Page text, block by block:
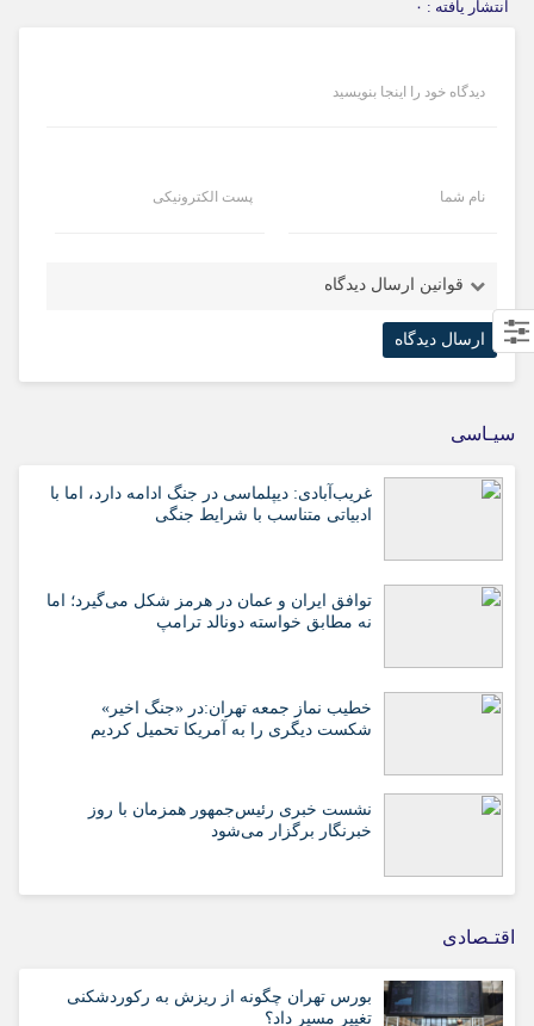
انتشار یافته : ۰
دیدگاه خود را اینجا بنویسید
نام شما پست الکترونیکی
قوانین ارسال دیدگاه
سیـاسی
غریب‌آبادی: دیپلماسی در جنگ ادامه دارد، اما با
ادبیاتی متناسب با شرایط جنگی
توافق ایران و عمان در هرمز شکل می‌گیرد؛ اما
نه مطابق خواسته دونالد ترامپ
خطیب نماز جمعه تهران:در «جنگ اخیر»
شکست دیگری را به آمریکا تحمیل کردیم
نشست خبری رئیس‌جمهور همزمان با روز
خبرنگار برگزار می‌شود
اقتـصادی
بورس تهران چگونه از ریزش به رکوردشکنی
تغییر مسیر داد؟